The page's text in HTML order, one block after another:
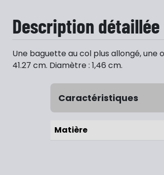
Description détaillée
Une baguette au col plus allongé, une
41.27 cm. Diamètre : 1,46 cm.
Caractéristiques
Matière